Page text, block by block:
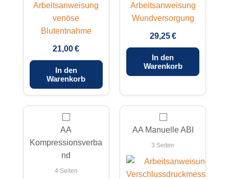
21,00 €
In den
Warenkorb
29,25 €
In den
Warenkorb
AA
Kompressionsverba
nd
4 Seiten
AA Manuelle ABI
3 Seiten